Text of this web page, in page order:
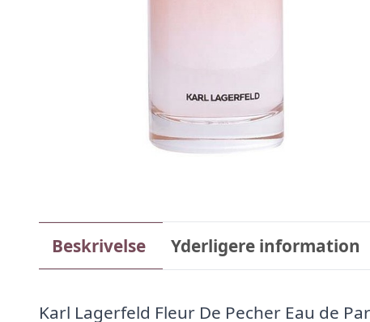
Beskrivelse Yderligere information
Karl Lagerfeld Fleur De Pecher Eau de